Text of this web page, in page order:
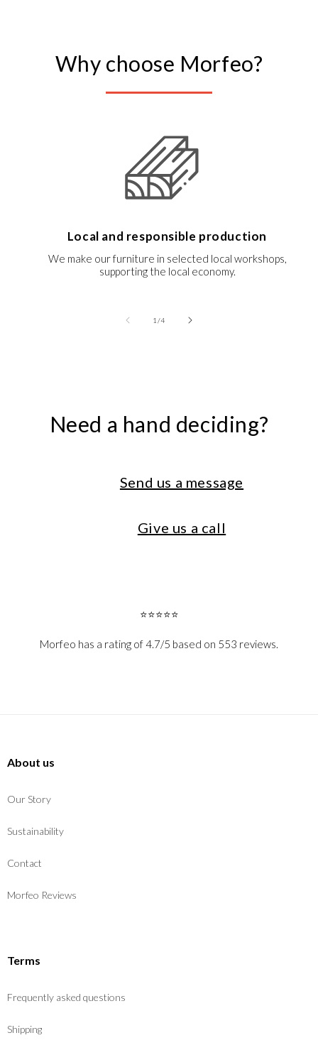
Why choose Morfeo?
Local and responsible production
We make our furniture in selected local workshops,
supporting the local economy.
1 /of
4
Need a hand deciding?
Send us a message
Give us a call
⭐⭐⭐⭐⭐
Morfeo has a rating of 4.7/5 based on 553 reviews.
About us
Our Story
Sustainability
Contact
Morfeo Reviews
Terms
Frequently asked questions
Shipping